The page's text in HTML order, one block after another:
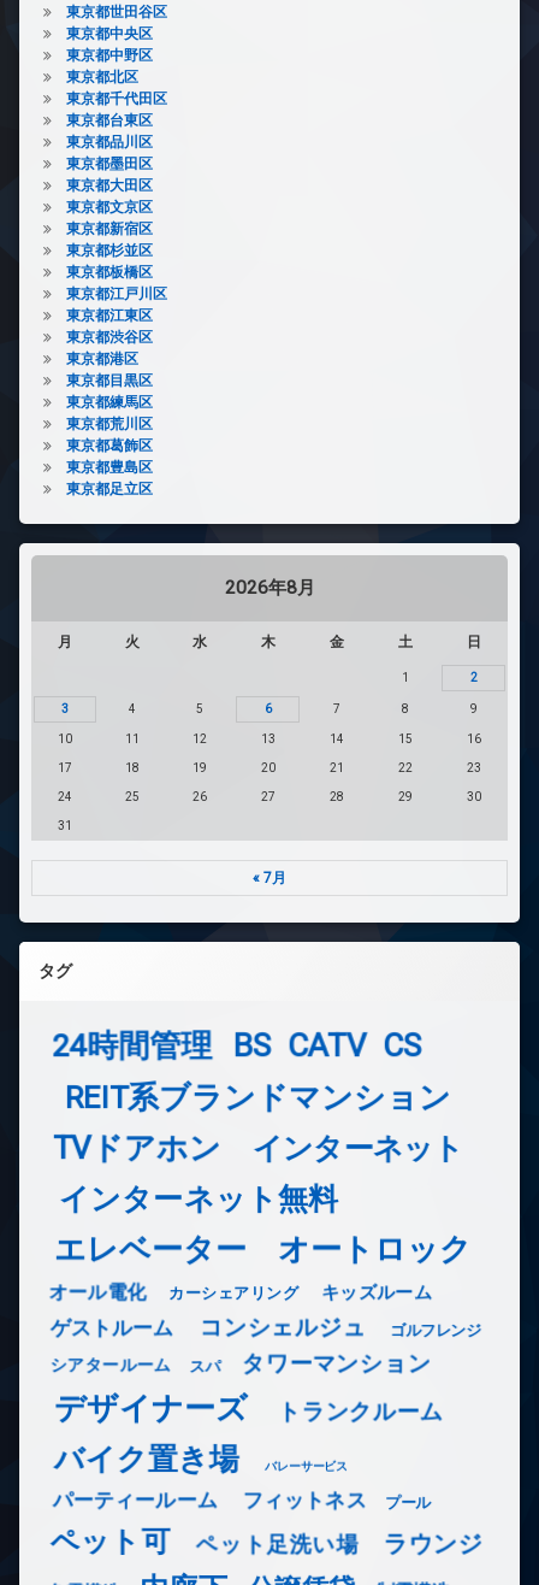
東京都世田谷区
東京都中央区
東京都中野区
東京都北区
東京都千代田区
東京都台東区
東京都品川区
東京都墨田区
東京都大田区
東京都文京区
東京都新宿区
東京都杉並区
東京都板橋区
東京都江戸川区
東京都江東区
東京都渋谷区
東京都港区
東京都目黒区
東京都練馬区
東京都荒川区
東京都葛飾区
東京都豊島区
東京都足立区
2026年8月
月 火 水 木 金 土 日
1 2
3 4 5 6 7 8 9
10 11 12 13 14 15 16
17 18 19 20 21 22 23
24 25 26 27 28 29 30
31
« 7月
タグ
24時間管理 BS CATV CS
REIT系ブランドマンション
TVドアホン インターネット
インターネット無料
エレベーター オートロック
オール電化 カーシェアリング キッズルーム
ゲストルーム コンシェルジュ ゴルフレンジ
シアタールーム スパ タワーマンション
デザイナーズ トランクルーム
バイク置き場 バレーサービス
パーティールーム フィットネス プール
ペット可 ペット足洗い場 ラウンジ